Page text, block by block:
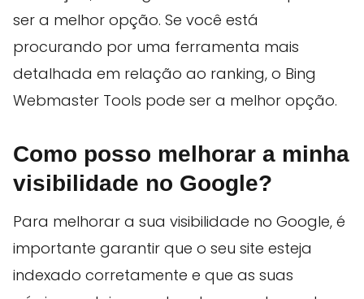
ser a melhor opção. Se você está
procurando por uma ferramenta mais
detalhada em relação ao ranking, o Bing
Webmaster Tools pode ser a melhor opção.
Como posso melhorar a minha
visibilidade no Google?
Para melhorar a sua visibilidade no Google, é
importante garantir que o seu site esteja
indexado corretamente e que as suas